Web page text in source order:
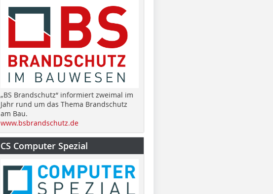
„BS Brandschutz“ informiert zweimal im
Jahr rund um das Thema Brandschutz
am Bau.
www.bsbrandschutz.de
CS Computer Spezial